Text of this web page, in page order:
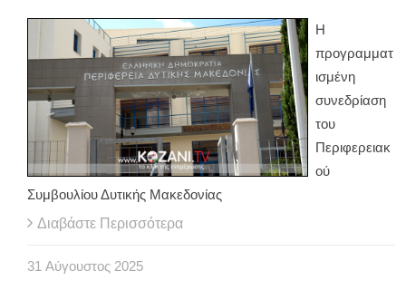
Η
προγραμματ
ισμένη
συνεδρίαση
του
Περιφερειακ
ού
Συμβουλίου Δυτικής Μακεδονίας
Διαβάστε Περισσότερα
31 Αύγουστος 2025